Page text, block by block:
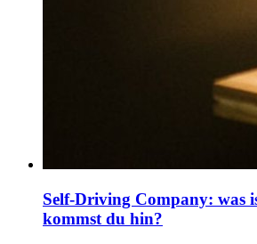
Self-Driving Company: was
kommst du hin?